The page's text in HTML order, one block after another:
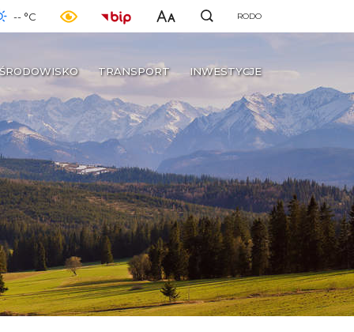
-- °C RODO
ŚRODOWISKO TRANSPORT INWESTYCJE